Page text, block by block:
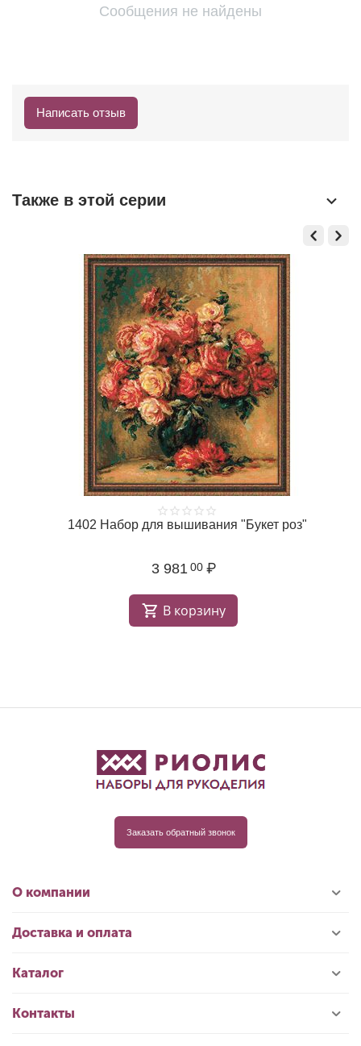
Сообщения не найдены
Написать отзыв
Также в этой серии
1402 Набор для вышивания "Букет роз"
3 981 00 ₽
В корзину
Заказать обратный звонок
О компании
Доставка и оплата
Каталог
Контакты